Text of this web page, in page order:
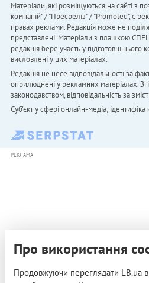
Матеріали, які розміщуються на сайті з
компаній" / "Пресреліз" / "Promoted", є
правах реклами. Редакція може не
представлені. Матеріали з плашкою
редакція бере участь у підготовці цього
висловлені у цих матеріалах.
Редакція не несе відповідальності за
оприлюднені у рекламних матеріалах.
законодавством, відповідальність за
Cуб'єкт у сфері онлайн-медіа;
РЕКЛАМА
Про використання
Продовжуючи переглядати LB.ua